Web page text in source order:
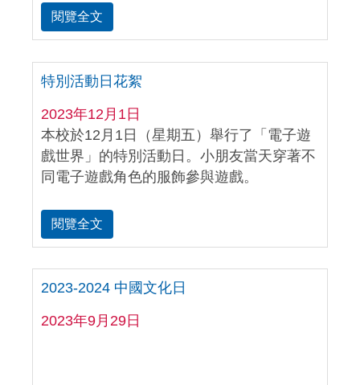
氛。
閱覽全文
特別活動日花絮
2023年12月1日
本校於12月1日（星期五）舉行了「電子遊
戲世界」的特別活動日。小朋友當天穿著不
同電子遊戲角色的服飾參與遊戲。
閱覽全文
2023-2024 中國文化日
2023年9月29日